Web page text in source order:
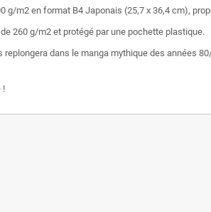
g/m2 en format B4 Japonais (25,7 x 36,4 cm),
260 g/m2 et protégé par une pochette plastique.
dans le manga mythique des années
!